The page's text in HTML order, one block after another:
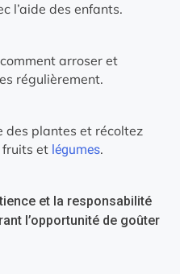
l’aide des enfants.
arroser et
régulièrement.
des plantes et récoltez
fruits et légumes.
et la responsabilité
l’opportunité de goûter